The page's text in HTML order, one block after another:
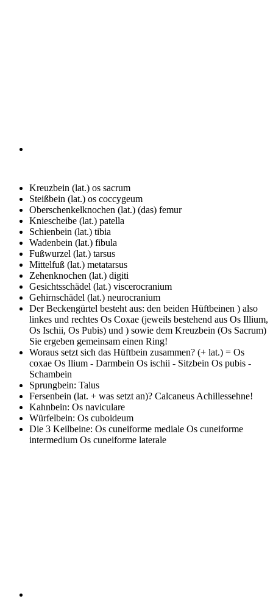
Kreuzbein (lat.) os sacrum
Steißbein (lat.) os coccygeum
Oberschenkelknochen (lat.) (das) femur
Kniescheibe (lat.) patella
Schienbein (lat.) tibia
Wadenbein (lat.) fibula
Fußwurzel (lat.) tarsus
Mittelfuß (lat.) metatarsus
Zehenknochen (lat.) digiti
Gesichtsschädel (lat.) viscerocranium
Gehirnschädel (lat.) neurocranium
Der Beckengürtel besteht aus: den beiden Hüftbeinen ) also
linkes und rechtes Os Coxae (jeweils bestehend aus Os Illium,
Os Ischii, Os Pubis) und ) sowie dem Kreuzbein (Os Sacrum)
Sie ergeben gemeinsam einen Ring!
Woraus setzt sich das Hüftbein zusammen? (+ lat.) = Os
coxae Os Ilium - Darmbein Os ischii - Sitzbein Os pubis -
Schambein
Sprungbein: Talus
Fersenbein (lat. + was setzt an)? Calcaneus Achillessehne!
Kahnbein: Os naviculare
Würfelbein: Os cuboideum
Die 3 Keilbeine: Os cuneiforme mediale Os cuneiforme
intermedium Os cuneiforme laterale